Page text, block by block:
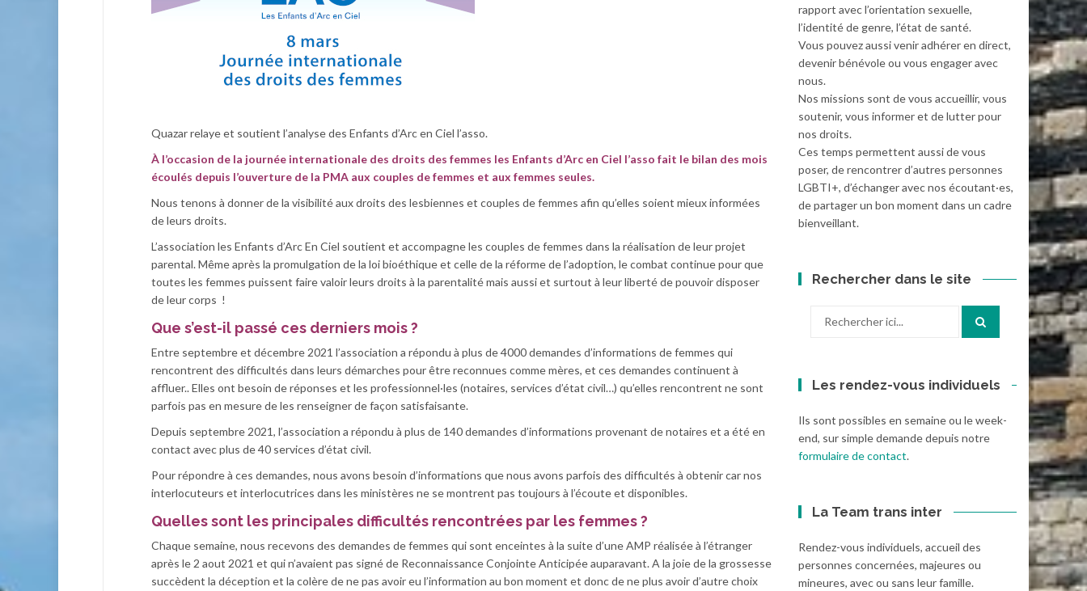
Quazar relaye et soutient l’analyse des Enfants d’Arc en Ciel l’asso.
À l’occasion de la journée internationale des droits des femmes les Enfants d’Arc en Ciel l’asso fait le bilan des mois
écoulés depuis l’ouverture de la PMA aux couples de femmes et aux femmes seules.
Nous tenons à donner de la visibilité aux droits des lesbiennes et couples de femmes afin qu’elles soient mieux informées
de leurs droits.
L’association les Enfants d’Arc En Ciel soutient et accompagne les couples de femmes dans la réalisation de leur projet
parental. Même après la promulgation de la loi bioéthique et celle de la réforme de l’adoption, le combat continue pour que
toutes les femmes puissent faire valoir leurs droits à la parentalité mais aussi et surtout à leur liberté de pouvoir disposer
de leur corps !
Que s’est-il passé ces derniers mois ?
Entre septembre et décembre 2021 l’association a répondu à plus de 4000 demandes d’informations de femmes qui
rencontrent des difficultés dans leurs démarches pour être reconnues comme mères, et ces demandes continuent à
affluer.. Elles ont besoin de réponses et les professionnel·les (notaires, services d’état civil…) qu’elles rencontrent ne sont
parfois pas en mesure de les renseigner de façon satisfaisante.
Depuis septembre 2021, l’association a répondu à plus de 140 demandes d’informations provenant de notaires et a été en
contact avec plus de 40 services d’état civil.
Pour répondre à ces demandes, nous avons besoin d’informations que nous avons parfois des difficultés à obtenir car nos
interlocuteurs et interlocutrices dans les ministères ne se montrent pas toujours à l’écoute et disponibles.
Quelles sont les principales difficultés rencontrées par les femmes ?
Chaque semaine, nous recevons des demandes de femmes qui sont enceintes à la suite d’une AMP réalisée à l’étranger
après le 2 aout 2021 et qui n’avaient pas signé de Reconnaissance Conjointe Anticipée auparavant. A la joie de la grossesse
succèdent la déception et la colère de ne pas avoir eu l’information au bon moment et donc de ne plus avoir d’autre choix
rapport avec l’orientation sexuelle,
l’identité de genre, l’état de santé.
Vous pouvez aussi venir adhérer en direct,
devenir bénévole ou vous engager avec
nous.
Nos missions sont de vous accueillir, vous
soutenir, vous informer et de lutter pour
nos droits.
Ces temps permettent aussi de vous
poser, de rencontrer d’autres personnes
LGBTI+, d’échanger avec nos écoutant·es,
de partager un bon moment dans un cadre
bienveillant.
Rechercher dans le site
Les rendez-vous individuels
Ils sont possibles en semaine ou le week-
end, sur simple demande depuis notre
formulaire de contact.
La Team trans inter
Rendez-vous individuels, accueil des
personnes concernées, majeures ou
mineures, avec ou sans leur famille.